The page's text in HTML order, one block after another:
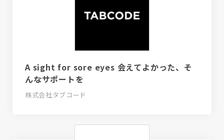
A sight for sore eyes 会えてよかった、そ
んなサポートを
株式会社タブコード